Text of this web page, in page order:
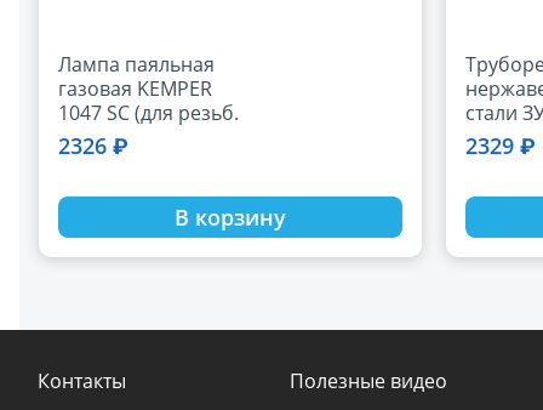
Лампа паяльная
газовая KEMPER
1047 SC (для резьб.
бал.,
регул.под.воздуха)
2326 ₽
В корзину
стали
Нерж-
на
2329 ₽
Контакты
Полезные видео